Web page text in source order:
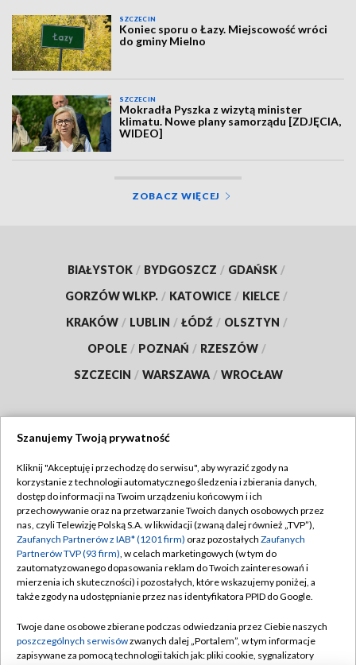
SZCZECIN
Koniec sporu o Łazy. Miejscowość wróci
do gminy Mielno
SZCZECIN
Mokradła Pyszka z wizytą minister
klimatu. Nowe plany samorządu [ZDJĘCIA,
WIDEO]
ZOBACZ WIĘCEJ
BIAŁYSTOK / BYDGOSZCZ / GDAŃSK /
GORZÓW WLKP. / KATOWICE / KIELCE /
KRAKÓW / LUBLIN / ŁÓDŹ / OLSZTYN /
OPOLE / POZNAŃ / RZESZÓW /
SZCZECIN / WARSZAWA / WROCŁAW
TVP
Abonament TVP
Emisja w TVP
Centrum informacji TVP
Naziemna Telewizja Cyfrowa
Rada Programowa
Regulamin TVP
Polityka prywatności
Moje zgody
Pomoc
Kontakt
Szanujemy Twoją prywatność
Kliknij "Akceptuję i przechodzę do serwisu", aby wyrazić zgody na
korzystanie z technologii automatycznego śledzenia i zbierania danych,
dostęp do informacji na Twoim urządzeniu końcowym i ich
przechowywanie oraz na przetwarzanie Twoich danych osobowych przez
nas, czyli Telewizję Polską S.A. w likwidacji (zwaną dalej również „TVP”),
Zaufanych Partnerów z IAB* (1201 firm) oraz pozostałych Zaufanych
Partnerów TVP (93 firm), w celach marketingowych (w tym do
zautomatyzowanego dopasowania reklam do Twoich zainteresowań i
mierzenia ich skuteczności) i pozostałych, które wskazujemy poniżej, a
także zgody na udostępnianie przez nas identyfikatora PPID do Google.
Twoje dane osobowe zbierane podczas odwiedzania przez Ciebie naszych
poszczególnych serwisówzwanych dalej „Portalem”, w tym informacje
zapisywane za pomocą technologii takich jak: pliki cookie, sygnalizatory